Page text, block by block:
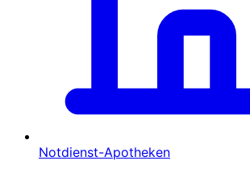
Notdienst-Apotheken